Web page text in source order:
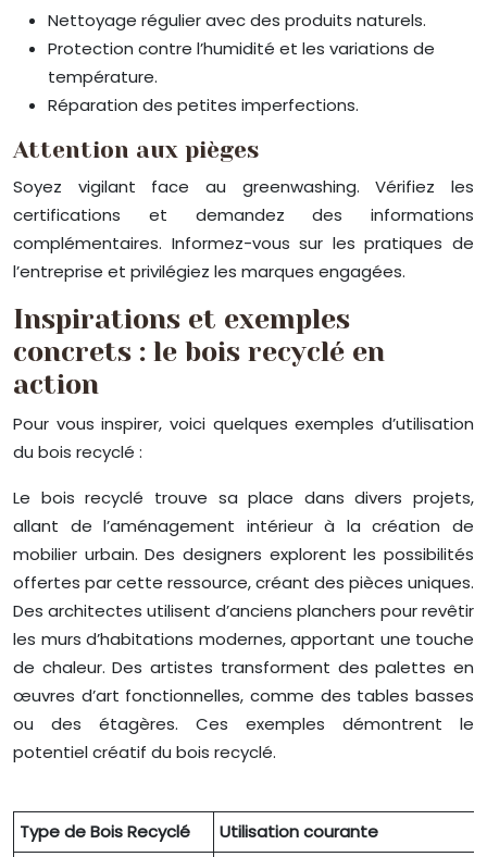
Nettoyage régulier avec des produits naturels.
Protection contre l’humidité et les variations de
température.
Réparation des petites imperfections.
Attention aux pièges
Soyez vigilant face au greenwashing. Vérifiez les
certifications et demandez des informations
complémentaires. Informez-vous sur les pratiques de
l’entreprise et privilégiez les marques engagées.
Inspirations et exemples
concrets : le bois recyclé en
action
Pour vous inspirer, voici quelques exemples d’utilisation
du bois recyclé :
Le bois recyclé trouve sa place dans divers projets,
allant de l’aménagement intérieur à la création de
mobilier urbain. Des designers explorent les possibilités
offertes par cette ressource, créant des pièces uniques.
Des architectes utilisent d’anciens planchers pour revêtir
les murs d’habitations modernes, apportant une touche
de chaleur. Des artistes transforment des palettes en
œuvres d’art fonctionnelles, comme des tables basses
ou des étagères. Ces exemples démontrent le
potentiel créatif du bois recyclé.
Type de Bois Recyclé Utilisation courante